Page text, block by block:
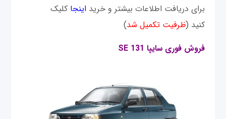
برای دریافت اطلاعات بیشتر و خرید اینجاکلیک
کنید (ظرفیت تکمیل شد)
فروش فوری سايپا SE 131